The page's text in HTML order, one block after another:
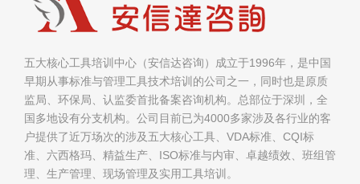
五大核心工具培训中心（安信达咨询）成立于1996年，是中国
早期从事标准与管理工具技术培训的公司之一，同时也是原质
监局、环保局、认监委首批备案咨询机构。总部位于深圳，全
国多地设有分支机构。公司目前已为4000多家涉及各行业的客
户提供了近万场次的涉及五大核心工具、VDA标准、CQI标
准、六西格玛、精益生产、ISO标准与内审、卓越绩效、班组管
理、生产管理、现场管理及实用工具培训。